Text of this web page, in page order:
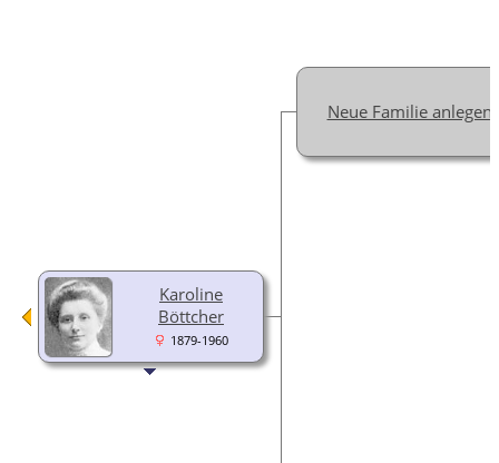
Karoline
Böttcher
1879-1960
Neue Familie anlegen